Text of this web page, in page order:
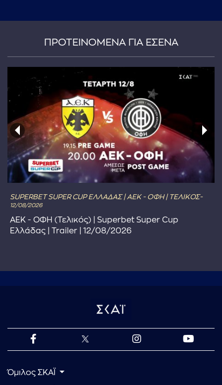
ΠΡΟΤΕΙΝΟΜΕΝΑ ΓΙΑ ΕΣΕΝΑ
SUPERBET SUPER CUP ΕΛΛΑΔΑΣ | ΑΕΚ - ΟΦΗ | ΤΕΛΙΚΟΣ-
12/08/2026
ΑΕΚ - ΟΦΗ (Τελικός) | Superbet Super Cup
Ελλάδας | Trailer | 12/08/2026
Όμιλος ΣΚΑΪ